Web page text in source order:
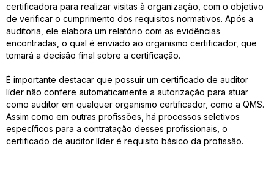
certificadora para realizar visitas à organização, com o objetivo
de verificar o cumprimento dos requisitos normativos. Após a
auditoria, ele elabora um relatório com as evidências
encontradas, o qual é enviado ao organismo certificador, que
tomará a decisão final sobre a certificação.
É importante destacar que possuir um certificado de auditor
líder não confere automaticamente a autorização para atuar
como auditor em qualquer organismo certificador, como a QMS.
Assim como em outras profissões, há processos seletivos
específicos para a contratação desses profissionais, o
certificado de auditor líder é requisito básico da profissão.